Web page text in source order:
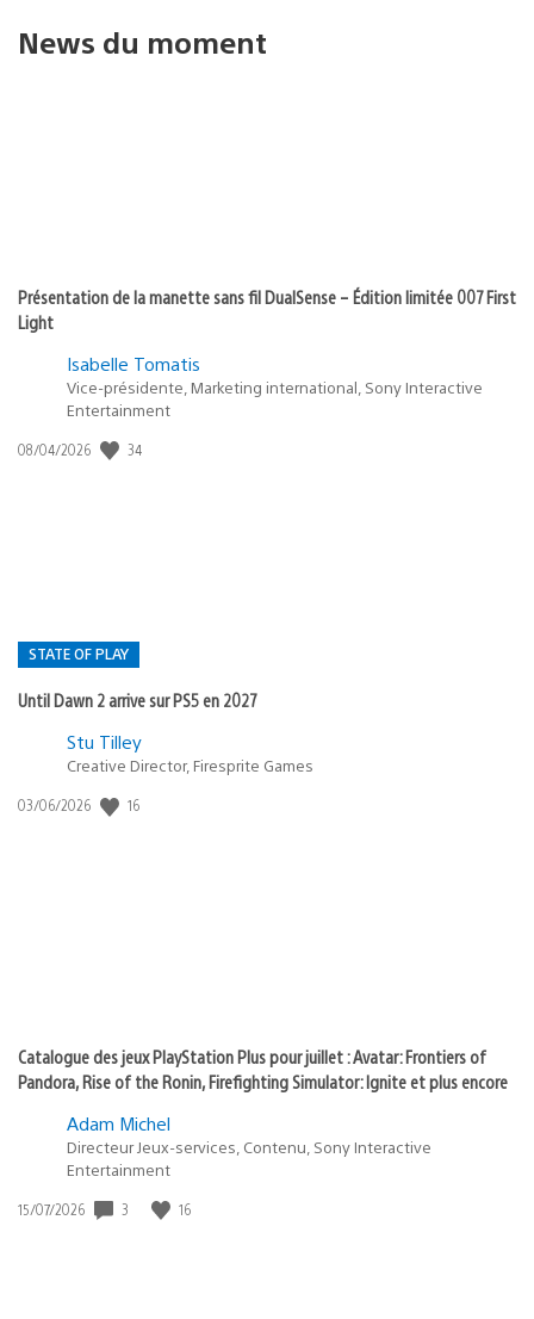
News du moment
Présentation de la manette sans fil DualSense – Édition limitée 007 First
Light
Isabelle Tomatis
Vice-présidente, Marketing international, Sony Interactive
Entertainment
Date
08/04/2026 34
STATE OF PLAY
Until Dawn 2 arrive sur PS5 en 2027
Postée
:
Stu Tilley
Creative Director, Firesprite Games
Date
03/06/2026 16
Catalogue des jeux PlayStation Plus pour juillet : Avatar: Frontiers of
Pandora, Rise of the Ronin, Firefighting Simulator: Ignite et plus encore
Adam Michel
Directeur Jeux-services, Contenu, Sony Interactive
Entertainment
Date
15/07/2026 3 16